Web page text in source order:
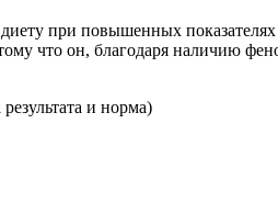
при повышенных
что он, благодаря наличию
и норма)